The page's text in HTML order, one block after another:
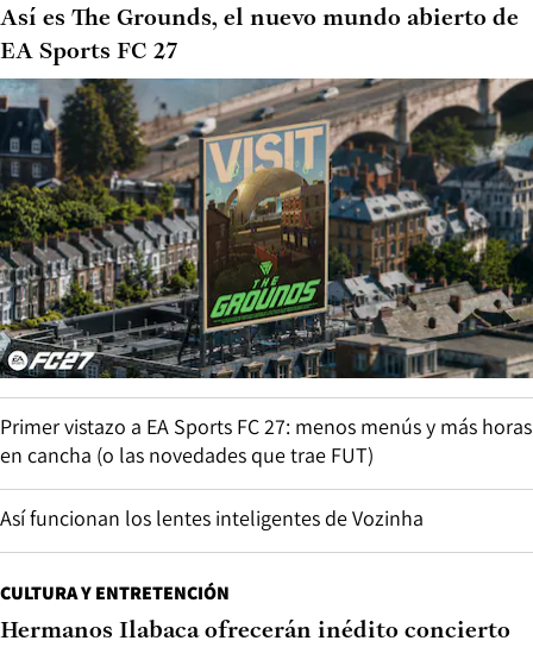
Así es The Grounds, el nuevo mundo abierto de
EA Sports FC 27
Primer vistazo a EA Sports FC 27: menos menús y más horas
en cancha (o las novedades que trae FUT)
Así funcionan los lentes inteligentes de Vozinha
CULTURA Y ENTRETENCIÓN
Hermanos Ilabaca ofrecerán inédito concierto